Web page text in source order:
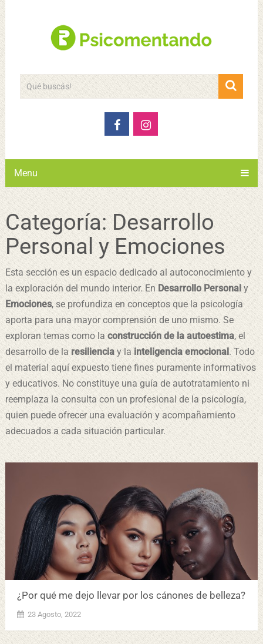
Menu
Categoría:Desarrollo
Personal y Emociones
Esta sección es un espacio dedicado al autoconocimiento y
la exploración del mundo interior. En Desarrollo Personaly
Emociones, se profundiza en conceptos que la psicología
aporta para una mayor comprensión de uno mismo. Se
exploran temas como laconstrucción de la autoestima, el
desarrollo de laresilienciay lainteligencia emocional. Todo
el material aquí expuesto tiene fines puramente informativos
y educativos. No constituye una guía de autotratamiento ni
reemplaza la consulta con un profesional de la psicología,
quien puede ofrecer una evaluación y acompañamiento
adecuados a cada situación particular.
¿Por qué me dejo llevar por los cánones de belleza?
23 Agosto, 2022